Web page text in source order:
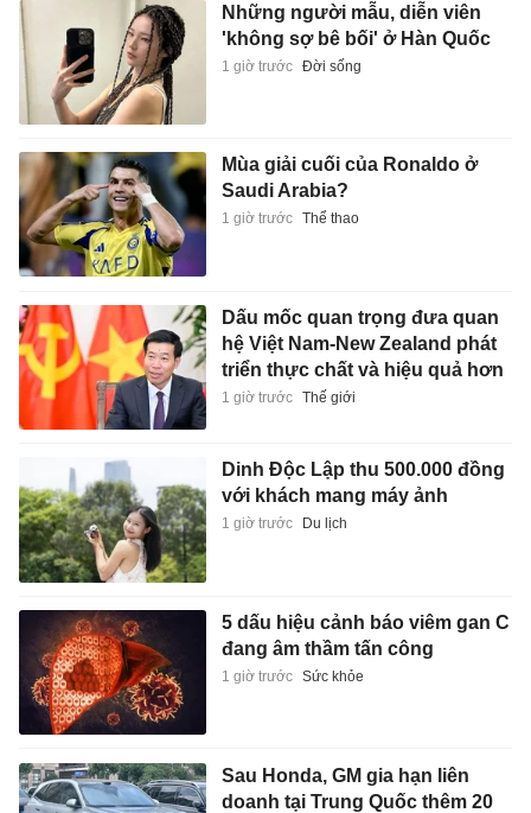
Những người mẫu, diễn viên
'không sợ bê bối' ở Hàn Quốc
1 giờ trước Đời sống
Mùa giải cuối của Ronaldo ở
Saudi Arabia?
1 giờ trước Thể thao
Dấu mốc quan trọng đưa quan
hệ Việt Nam-New Zealand phát
triển thực chất và hiệu quả hơn
1 giờ trước Thế giới
Dinh Độc Lập thu 500.000 đồng
với khách mang máy ảnh
1 giờ trước Du lịch
5 dấu hiệu cảnh báo viêm gan C
đang âm thầm tấn công
1 giờ trước Sức khỏe
Sau Honda, GM gia hạn liên
doanh tại Trung Quốc thêm 20